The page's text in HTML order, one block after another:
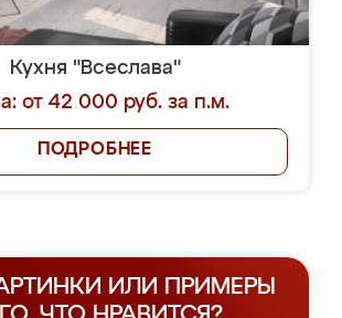
Кухня "Всеслава"
от 42 000 руб. за п.м.
ПОДРОБНЕЕ
ИЛИ ПРИМЕРЫ